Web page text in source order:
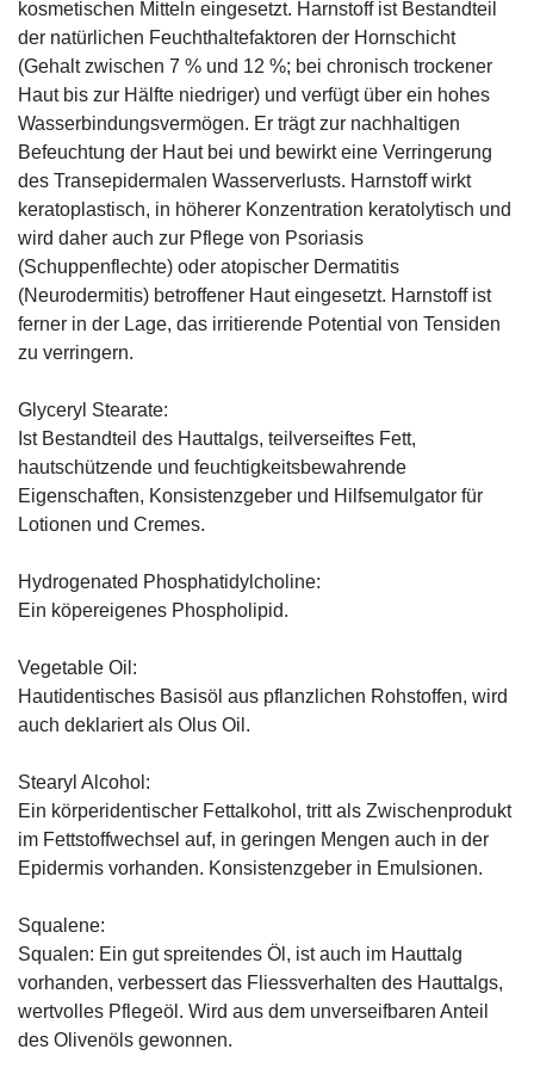
kosmetischen Mitteln eingesetzt. Harnstoff ist Bestandteil
der natürlichen Feuchthaltefaktoren der Hornschicht
(Gehalt zwischen 7 % und 12 %; bei chronisch trockener
Haut bis zur Hälfte niedriger) und verfügt über ein hohes
Wasserbindungsvermögen. Er trägt zur nachhaltigen
Befeuchtung der Haut bei und bewirkt eine Verringerung
des Transepidermalen Wasserverlusts. Harnstoff wirkt
keratoplastisch, in höherer Konzentration keratolytisch und
wird daher auch zur Pflege von Psoriasis
(Schuppenflechte) oder atopischer Dermatitis
(Neurodermitis) betroffener Haut eingesetzt. Harnstoff ist
ferner in der Lage, das irritierende Potential von Tensiden
zu verringern.
Glyceryl Stearate:
Ist Bestandteil des Hauttalgs, teilverseiftes Fett,
hautschützende und feuchtigkeitsbewahrende
Eigenschaften, Konsistenzgeber und Hilfsemulgator für
Lotionen und Cremes.
Hydrogenated Phosphatidylcholine:
Ein köpereigenes Phospholipid.
Vegetable Oil:
Hautidentisches Basisöl aus pflanzlichen Rohstoffen, wird
auch deklariert als Olus Oil.
Stearyl Alcohol:
Ein körperidentischer Fettalkohol, tritt als Zwischenprodukt
im Fettstoffwechsel auf, in geringen Mengen auch in der
Epidermis vorhanden. Konsistenzgeber in Emulsionen.
Squalene:
Squalen: Ein gut spreitendes Öl, ist auch im Hauttalg
vorhanden, verbessert das Fliessverhalten des Hauttalgs,
wertvolles Pflegeöl. Wird aus dem unverseifbaren Anteil
des Olivenöls gewonnen.